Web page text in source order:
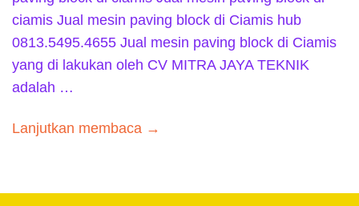
ciamis Jual mesin paving block di Ciamis hub
0813.5495.4655 Jual mesin paving block di Ciamis
yang di lakukan oleh CV MITRA JAYA TEKNIK
adalah …
Lanjutkan membaca →